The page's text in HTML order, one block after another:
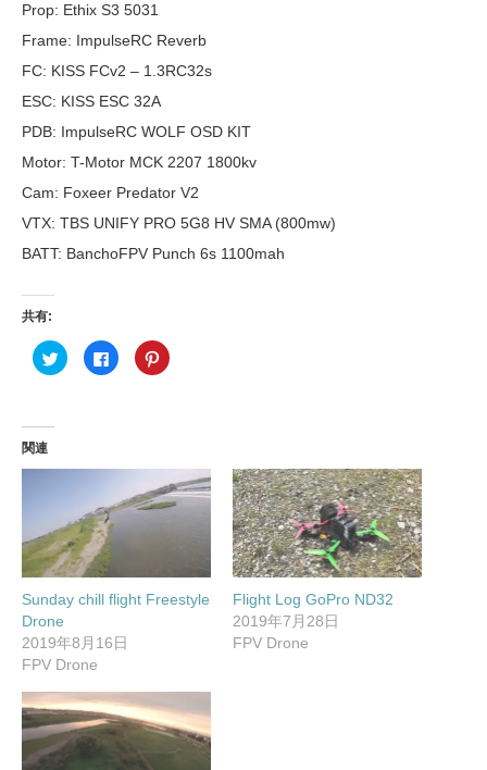
Prop: Ethix S3 5031
Frame: ImpulseRC Reverb
FC: KISS FCv2 – 1.3RC32s
ESC: KISS ESC 32A
PDB: ImpulseRC WOLF OSD KIT
Motor: T-Motor MCK 2207 1800kv
Cam: Foxeer Predator V2
VTX: TBS UNIFY PRO 5G8 HV SMA (800mw)
BATT: BanchoFPV Punch 6s 1100mah
共有:
ク
リ
t
で
共
有
(
新
い
ウ
ィ
ン
ド
ウ
開
き
ま
す
)
F
a
共
す
る
に
は
ッ
し
だ
さ
新
し
い
ウ
ィ
ン
ク
リ
t
e
r
e
有
新
ウ
で
開
き
す
関連
Sunday chill flight Freestyle
Drone
2019年8月16日
FPV Drone
Flight Log GoPro ND32
2019年7月28日
FPV Drone